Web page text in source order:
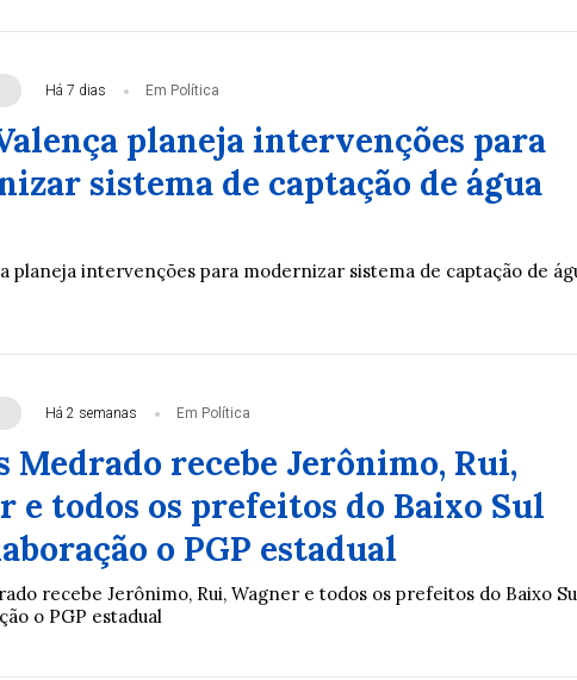
Há 7 dias Em Política
planeja intervenções para
sistema de captação de água
planeja intervenções para modernizar sistema de captação de
Há 2 semanas Em Política
Medrado recebe Jerônimo, Rui,
e todos os prefeitos do Baixo Sul
o PGP estadual
recebe Jerônimo, Rui, Wagner e todos os prefeitos do Baixo
o PGP estadual